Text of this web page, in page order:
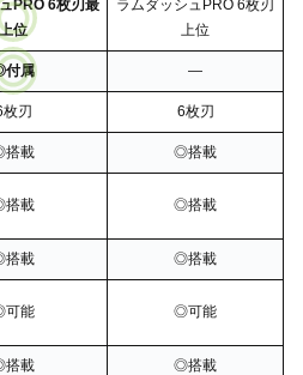
PRO 6枚刃最
上位
ラムダッシュPRO 6枚刃
上位
属 ―
枚刃 6枚刃
載 ◎搭載
載 ◎搭載
載 ◎搭載
能 ◎可能
載 ◎搭載